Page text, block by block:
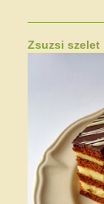
Zsuzsi szelet